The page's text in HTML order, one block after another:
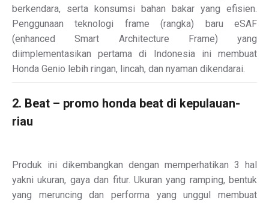
berkendara, serta konsumsi bahan bakar yang efisien.
Penggunaan teknologi frame (rangka) baru eSAF
(enhanced Smart Architecture Frame) yang
diimplementasikan pertama di Indonesia ini membuat
Honda Genio lebih ringan, lincah, dan nyaman dikendarai.
2. Beat – promo honda beat di kepulauan-
riau
Produk ini dikembangkan dengan memperhatikan 3 hal
yakni ukuran, gaya dan fitur. Ukuran yang ramping, bentuk
yang meruncing dan performa yang unggul membuat